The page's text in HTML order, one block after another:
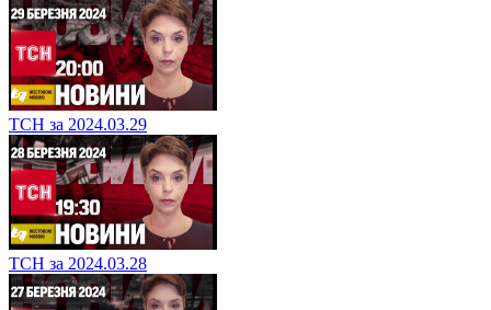
ТСН за 2024.03.29
ТСН за 2024.03.28